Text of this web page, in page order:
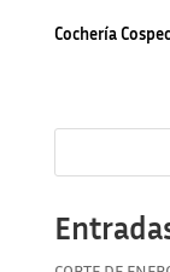
Cochería Cospec